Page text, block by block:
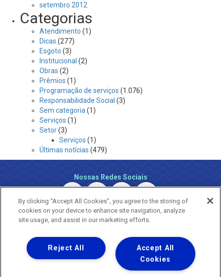
setembro 2012
Categorias
Atendimento (1)
Dicas (277)
Esgoto (3)
Institucional (2)
Obras (2)
Prêmios (1)
Programação de serviços (1.076)
Responsabilidade Social (3)
Sem categoria (1)
Serviços (1)
Setor(3)
Serviços (1)
Últimas notícias (479)
Nossas Redes Sociais
Uma empresa
Copyright ® 2026 - Todos os Direitos Reservados.
Nossa natureza movimenta a vida
By clicking “Accept All Cookies”, you agree to the storing of
cookies on your device to enhance site navigation, analyze
site usage, and assist in our marketing efforts.
Accept All
Cookies
Reject All